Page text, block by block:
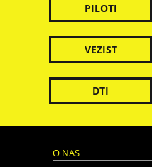
PILOTI
VEZIST
DTI
O NAS